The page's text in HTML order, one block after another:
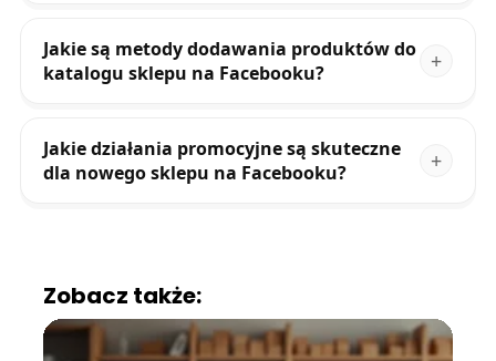
Jakie są metody dodawania produktów do
katalogu sklepu na Facebooku?
Jakie działania promocyjne są skuteczne
dla nowego sklepu na Facebooku?
Zobacz także: